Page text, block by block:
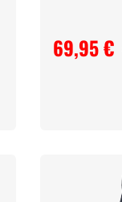
69,95 €